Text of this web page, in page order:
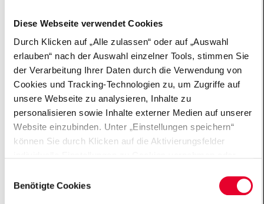
Diese Webseite verwendet Cookies
Durch Klicken auf „Alle zulassen“ oder auf „Auswahl
erlauben“ nach der Auswahl einzelner Tools, stimmen Sie
der Verarbeitung Ihrer Daten durch die Verwendung von
Cookies und Tracking-Technologien zu, um Zugriffe auf
unsere Webseite zu analysieren, Inhalte zu
personalisieren sowie Inhalte externer Medien auf unserer
Website einzubinden. Unter „Einstellungen speichern“
können Sie durch Klicken auf die Aktivierungsfelder
Einwilligung erteilen. Sie können die erteilte Einwilligung
auch später jederzeit über das Cookie Board widerrufen.
Benötigte Cookies
Förderprogramm für Demokratie" vielfältige
Unterstützung für Projekte und Initiativen, die sich für
ein demokratisches Miteinander und
gesellschaftlichen Zusammenhalt einsetzen. In den
Förderphasen Crowdfunding, Projektentwicklung und
Projektskalierung wurden rund 100 Projekte durch
passgenaue Qualifizierung, Coaching, Vernetzung und
finanzielle Förderung unterstützt.